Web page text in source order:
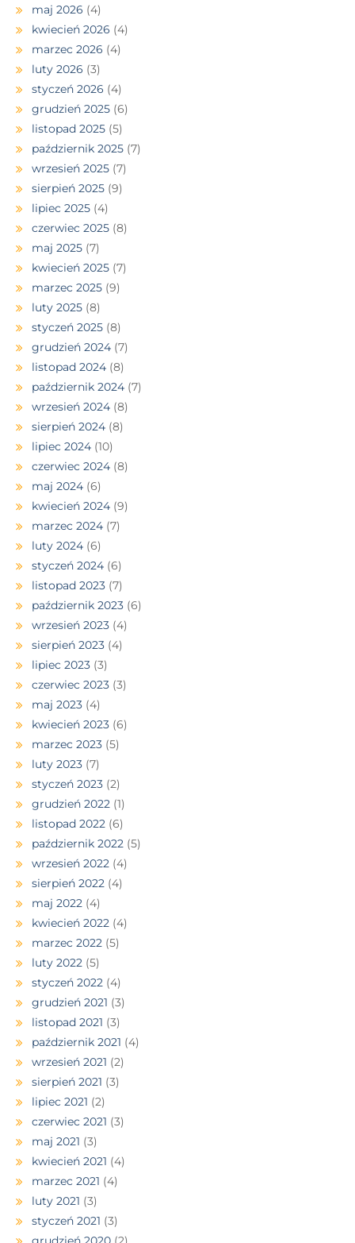
maj 2026 (4)
kwiecień 2026 (4)
marzec 2026 (4)
luty 2026 (3)
styczeń 2026 (4)
grudzień 2025 (6)
listopad 2025 (5)
październik 2025 (7)
wrzesień 2025 (7)
sierpień 2025 (9)
lipiec 2025 (4)
czerwiec 2025 (8)
maj 2025 (7)
kwiecień 2025 (7)
marzec 2025 (9)
luty 2025 (8)
styczeń 2025 (8)
grudzień 2024 (7)
listopad 2024 (8)
październik 2024 (7)
wrzesień 2024 (8)
sierpień 2024 (8)
lipiec 2024 (10)
czerwiec 2024 (8)
maj 2024 (6)
kwiecień 2024 (9)
marzec 2024 (7)
luty 2024 (6)
styczeń 2024 (6)
listopad 2023 (7)
październik 2023 (6)
wrzesień 2023 (4)
sierpień 2023 (4)
lipiec 2023 (3)
czerwiec 2023 (3)
maj 2023 (4)
kwiecień 2023 (6)
marzec 2023 (5)
luty 2023 (7)
styczeń 2023 (2)
grudzień 2022 (1)
listopad 2022 (6)
październik 2022 (5)
wrzesień 2022 (4)
sierpień 2022 (4)
maj 2022 (4)
kwiecień 2022 (4)
marzec 2022 (5)
luty 2022 (5)
styczeń 2022 (4)
grudzień 2021 (3)
listopad 2021 (3)
październik 2021 (4)
wrzesień 2021 (2)
sierpień 2021 (3)
lipiec 2021 (2)
czerwiec 2021 (3)
maj 2021 (3)
kwiecień 2021 (4)
marzec 2021 (4)
luty 2021 (3)
styczeń 2021 (3)